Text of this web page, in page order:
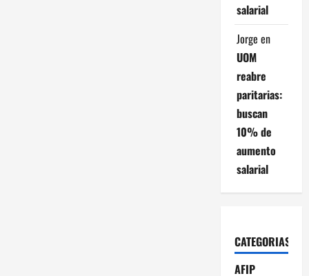
salarial
Jorge en
UOM
reabre
paritarias:
buscan
10% de
aumento
salarial
CATEGORIAS
AFIP